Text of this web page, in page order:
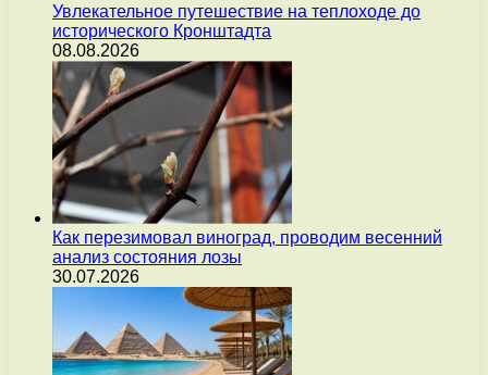
Увлекательное путешествие на теплоходе до
исторического Кронштадта
08.08.2026
Как перезимовал виноград, проводим весенний
анализ состояния лозы
30.07.2026